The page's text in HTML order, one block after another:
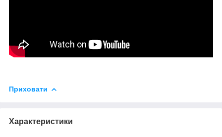
Приховати
Характеристики